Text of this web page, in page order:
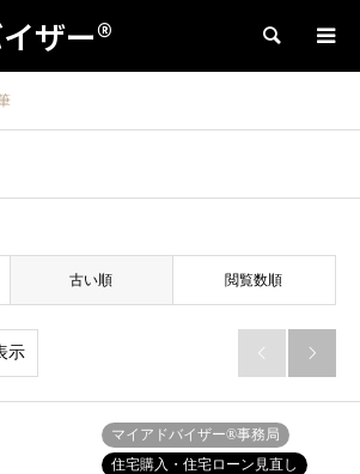
ザー® 検索
古い順 閲覧数順
示  
マイアドバイザー®事務局
住宅購入・住宅ローン見直し